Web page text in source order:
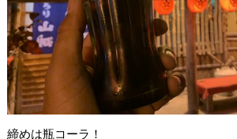
締めは瓶コーラ！